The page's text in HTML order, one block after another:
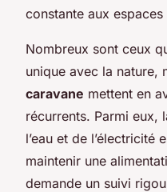
constante aux espaces
Nombreux sont ceux
unique avec la nature,
caravane mettent en
récurrents. Parmi eux,
l’eau et de l’électricité
maintenir une
demande un suivi